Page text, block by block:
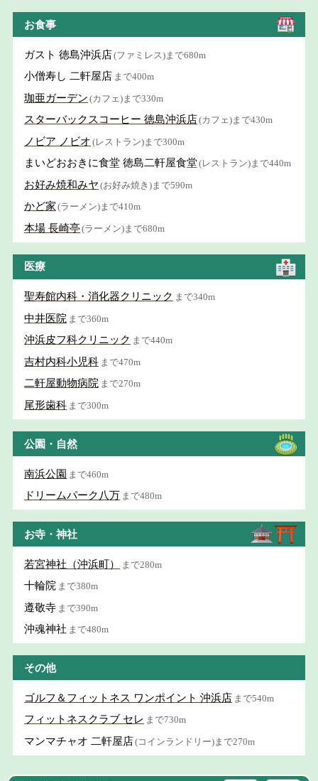
お食事
ガスト 徳島沖浜店(ファミレス)まで680m
小僧寿し 二軒屋店 まで400m
珈亜ガーデン (カフェ)まで330m
スターバックスコーヒー 徳島沖浜店(カフェ)まで430m
ノビア ノビオ (レストラン)まで300m
まいどおおきに食堂 徳島二軒屋食堂(レストラン)まで440m
お好み焼和みヤ (お好み焼き)まで590m
かど家 (ラーメン)まで410m
本場 長崎亭(ラーメン)まで680m
医療
聖寿館内科・消化器クリニック まで340m
中井医院 まで360m
沖浜皮フ科クリニック まで440m
吉村内科小児科 まで470m
二軒屋動物病院 まで270m
尾形歯科 まで300m
公園・自然
南浜公園 まで460m
ドリームパーク八万 まで480m
お寺・神社
若宮神社（沖浜町） まで280m
十輪院 まで380m
遵敬寺 まで390m
沖魂神社 まで480m
その他
ゴルフ＆フィットネス ワンポイント 沖浜店 まで540m
フィットネスクラブ セレ まで730m
マンマチャオ 二軒屋店(コインランドリー)まで270m